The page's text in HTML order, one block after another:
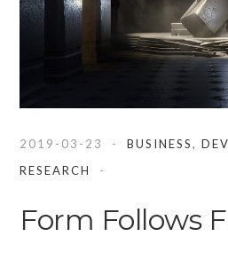
2019-03-23 BUSINESS,
RESEARCH
Form Follows